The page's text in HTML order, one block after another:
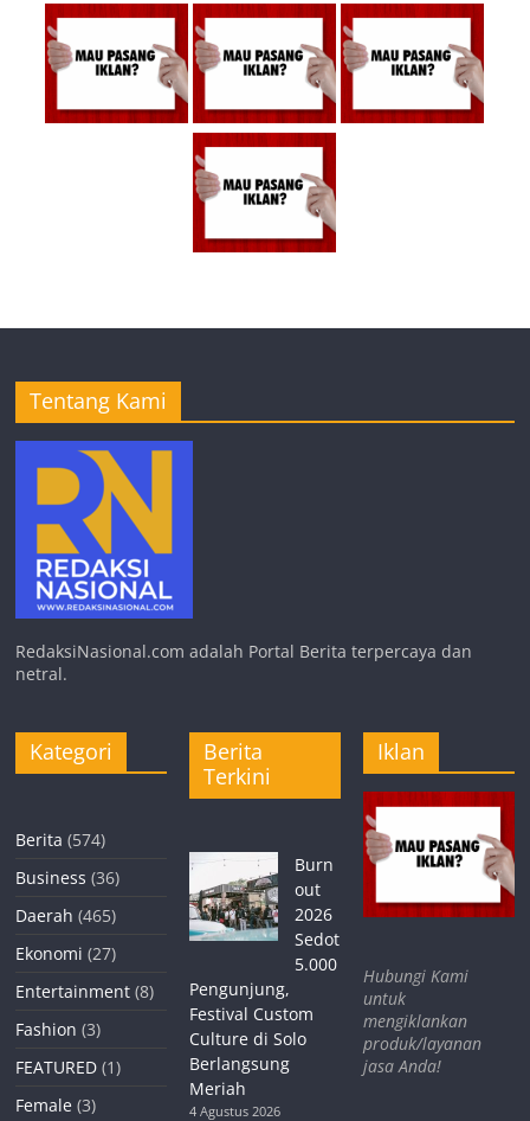
Tentang Kami
RedaksiNasional.com adalah Portal Berita terpercaya dan
netral.
Kategori
Berita (574)
Business (36)
Daerah (465)
Ekonomi (27)
Entertainment (8)
Fashion (3)
FEATURED (1)
Female (3)
Berita
Terkini
Burn
out
2026
Sedot
5.000
Pengunjung,
Festival Custom
Culture di Solo
Berlangsung
Meriah
4 Agustus 2026
Iklan
Hubungi Kami
untuk
mengiklankan
produk/layanan
jasa Anda!